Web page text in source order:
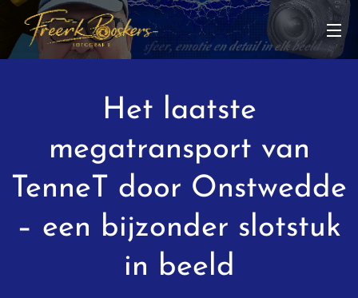
Het laatste
megatransport van
TenneT door Onstwedde
– een bijzonder slotstuk
in beeld